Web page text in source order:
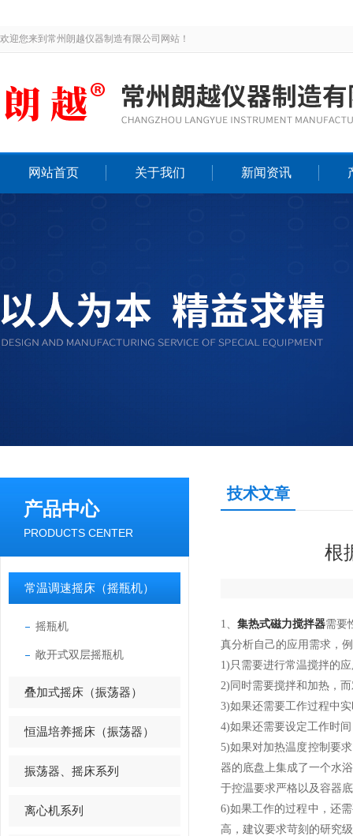
欢迎您来到常州朗越仪器制造有限公司网站！
网站首页 关于我们 新闻资讯
产品中心
PRODUCTS CENTER
常温调速摇床（摇瓶机）
摇瓶机
敞开式双层摇瓶机
叠加式摇床（振荡器）
恒温培养摇床（振荡器）
振荡器、摇床系列
离心机系列
技术文章
根
1、 集热式磁力搅拌器需要
真分析自己的应用需求，
1)只需要进行常温搅拌的
2)同时需要搅拌和加热，
3)如果还需要工作过程中
4)如果还需要设定工作时
5)如果对加热温度控制要
器的底盘上集成了一个水
于控温要求严格以及容器
6)如果工作的过程中，还
高，建议要求苛刻的研究